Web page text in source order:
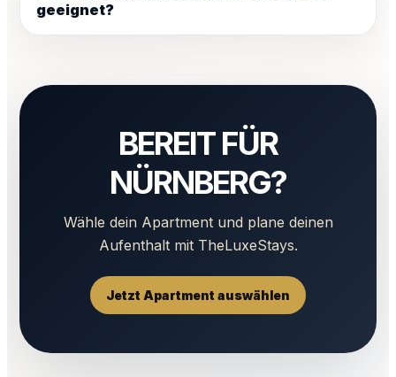
geeignet?
BEREIT FÜR
NÜRNBERG?
Wähle dein Apartment und plane deinen
Aufenthalt mit TheLuxeStays.
Jetzt Apartment auswählen